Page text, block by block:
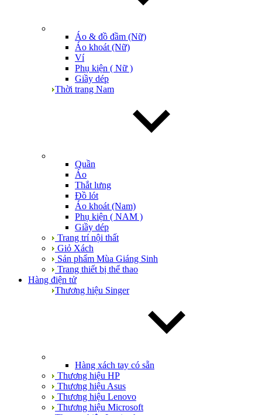
Áo & đồ đầm (Nữ)
Áo khoát (Nữ)
Ví
Phụ kiện ( Nữ )
Giầy dép
Thời trang Nam
Quần
Áo
Thắt lưng
Đồ lót
Áo khoát (Nam)
Phụ kiện ( NAM )
Giầy dép
Trang trí nội thất
Giỏ Xách
Sản phẩm Mùa Giáng Sinh
Trang thiết bị thể thao
Hàng điện tử
Thương hiệu Singer
Hàng xách tay có sẵn
Thương hiệu HP
Thương hiệu Asus
Thương hiệu Lenovo
Thương hiệu Microsoft